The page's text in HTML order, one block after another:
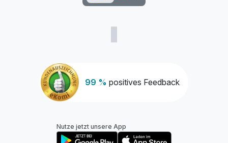
99 % positives Feedback
Nutze jetzt unsere App